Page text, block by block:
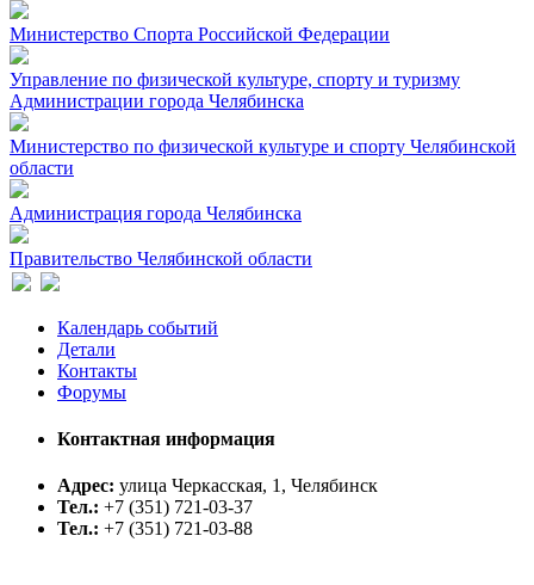
Министерство Спорта Российской Федерации
Управление по физической культуре, спорту и туризму
Администрации города Челябинска
Министерство по физической культуре и спорту Челябинской
области
Администрация города Челябинска
Правительство Челябинской области
Календарь событий
Детали
Контакты
Форумы
Контактная информация
Адрес: улица Черкасская, 1, Челябинск
Тел.: +7 (351) 721-03-37
Тел.: +7 (351) 721-03-88